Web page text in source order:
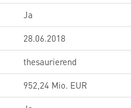
Ja
28.06.2018
thesaurierend
952,24 Mio. EUR